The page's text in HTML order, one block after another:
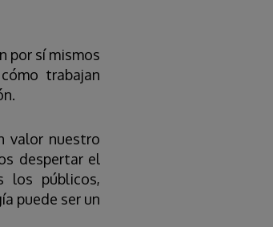
por sí mismos
trabajan
valor nuestro
despertar el
los públicos,
puede ser un